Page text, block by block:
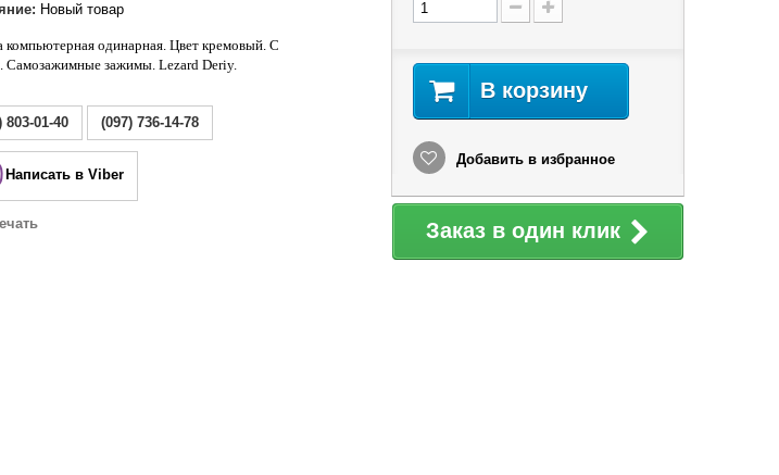
Новый товар
компьютерная одинарная. Цвет кремовый. С
Самозажимные зажимы. Lezard Deriy.
803-01-40 (097) 736-14-78
Написать в Viber
В корзину
Добавить в избранное
Заказ в один клик